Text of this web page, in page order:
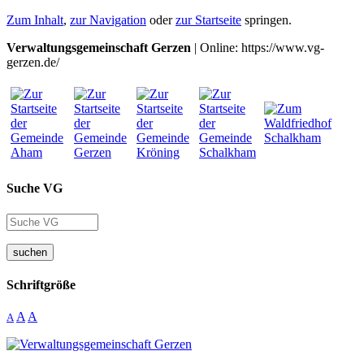
Zum Inhalt, zur Navigation oderzur Startseite springen.
Verwaltungsgemeinschaft Gerzen | Online: https://www.vg-
gerzen.de/
Suche VG
suchen
Schriftgröße
A A A